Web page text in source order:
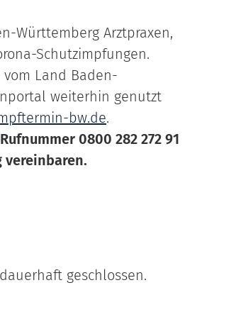
Württemberg Arztpraxen,
Schutzimpfungen.
Land Baden-
weiterhin genutzt
bw.de.
0800 282 272 91
vereinbaren.
geschlossen.